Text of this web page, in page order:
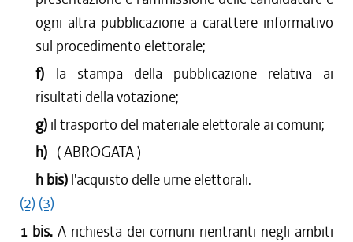
ogni altra pubblicazione a carattere informativo
sul procedimento elettorale;
f) la stampa della pubblicazione relativa ai
risultati della votazione;
g) il trasporto del materiale elettorale ai comuni;
h) ( ABROGATA )
h bis) l'acquisto delle urne elettorali.
(2) (3)
1 bis. A richiesta dei comuni rientranti negli ambiti